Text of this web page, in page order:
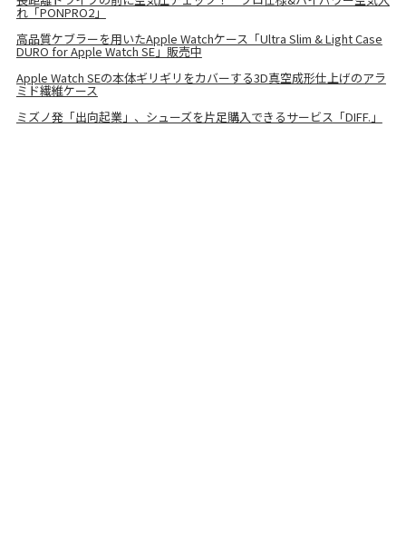
れ「PONPRO2」
高品質ケブラーを用いたApple Watchケース「Ultra Slim & Light Case
DURO for Apple Watch SE」販売中
Apple Watch SEの本体ギリギリをカバーする3D真空成形仕上げのアラ
ミド繊維ケース
ミズノ発「出向起業」、シューズを片足購入できるサービス「DIFF.」